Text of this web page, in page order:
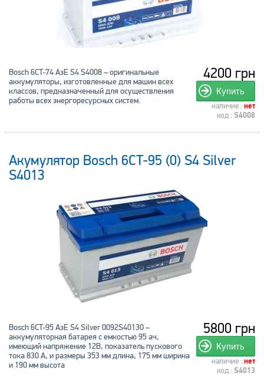
4200 грн
Купить
наличие : нет
код : S4008
Bosch 6CT-74 АзЕ S4 S4008 – оригинальные
аккумуляторы, изготовленные для машин всех
классов, предназначенный для осуществления
работы всех энергоресурсных систем.
Акумулятор Bosch 6CT-95 (0) S4 Silver
S4013
5800 грн
Купить
наличие : нет
код : S4013
Bosch 6CT-95 АзЕ S4 Silver 0092S40130 –
аккумуляторная батарея с емкостью 95 ач,
имеющий напряжение 12В, показатель пускового
тока 830 А, и размеры 353 мм длина, 175 мм ширина
и 190 мм высота